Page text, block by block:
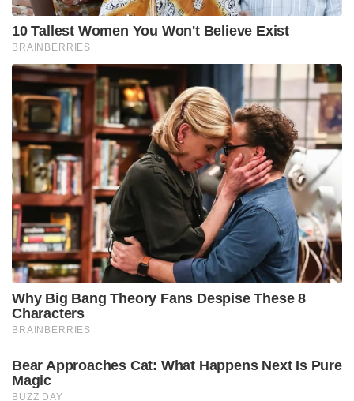
10 Tallest Women You Won't Believe Exist
BRAINBERRIES
Why Big Bang Theory Fans Despise These 8
Characters
BRAINBERRIES
Bear Approaches Cat: What Happens Next Is Pure
Magic
BUZZ DAY